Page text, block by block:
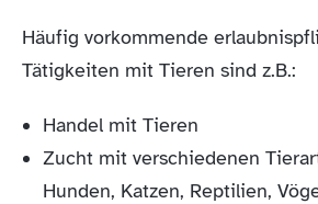
Häufig vorkommende
Tätigkeiten mit Tieren sind z.B.:
Handel mit Tieren
Zucht mit verschiedenen
Hunden, Katzen, Reptilien,